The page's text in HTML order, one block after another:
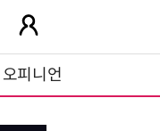
오피니언